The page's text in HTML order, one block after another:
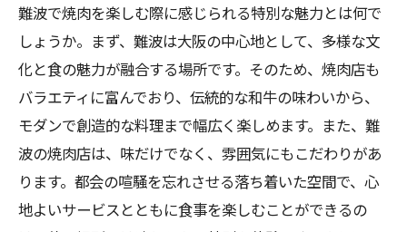
難波で焼肉を楽しむ際に感じられる特別な魅力とは何で
しょうか。まず、難波は大阪の中心地として、多様な文
化と食の魅力が融合する場所です。そのため、焼肉店も
バラエティに富んでおり、伝統的な和牛の味わいから、
モダンで創造的な料理まで幅広く楽しめます。また、難
波の焼肉店は、味だけでなく、雰囲気にもこだわりがあ
ります。都会の喧騒を忘れさせる落ち着いた空間で、心
地よいサービスとともに食事を楽しむことができるの